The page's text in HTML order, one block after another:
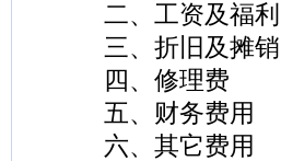
二、工资及福利
三、折旧及摊销
四、修理费
五、财务费用
六、其它费用